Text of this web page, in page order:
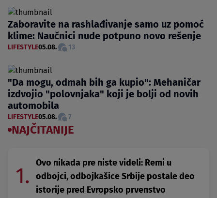
Zaboravite na rashlađivanje samo uz pomoć
klime: Naučnici nude potpuno novo rešenje
LIFESTYLE05.08. 13
"Da mogu, odmah bih ga kupio": Mehaničar
izdvojio "polovnjaka" koji je bolji od novih
automobila
LIFESTYLE05.08. 7
NAJČITANIJE
1.
Ovo nikada pre niste videli: Remi u
odbojci, odbojkašice Srbije postale deo
istorije pred Evropsko prvenstvo